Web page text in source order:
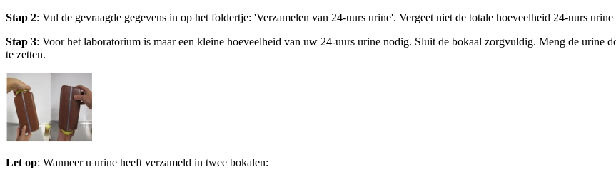
Stap 2: Vul de gevraagde gegevens in op het foldertje: 'Verzamelen van 24-uurs urine'. Vergeet niet de totale hoeveelheid 24-uurs
Stap 3: Voor het laboratorium is maar een kleine hoeveelheid van uw 24-uurs urine nodig. Sluit de bokaal zorgvuldig. Meng de urine
te zetten.
Let op: Wanneer u urine heeft verzameld in twee bokalen: